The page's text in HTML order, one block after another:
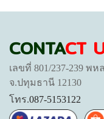
CONTACT
เลขที่ 801/237-239 พ
จ.ปทุมธานี 12130
โทร.087-5153122